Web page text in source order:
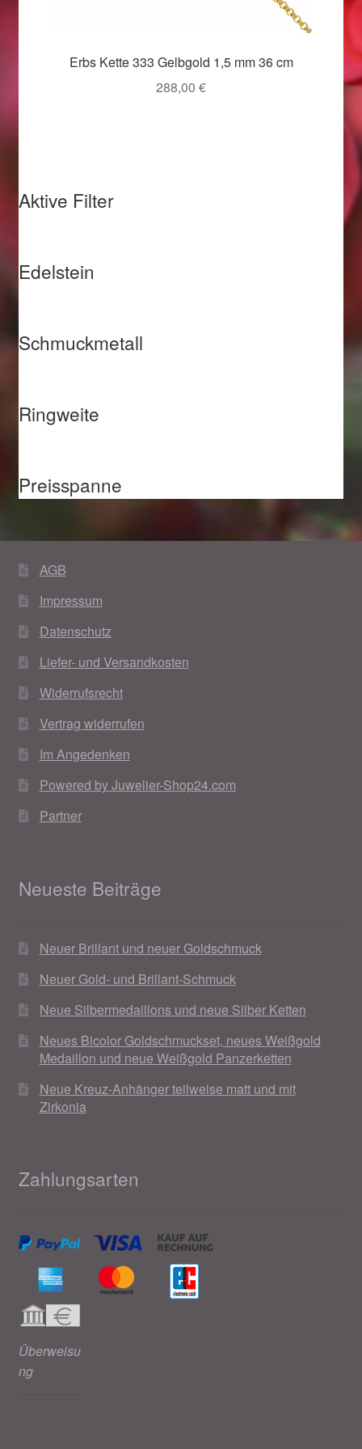
Valentinstag Geschenke
Weihnachtsangebote 2018
Weihnachtsangebote 2020
Erbs Kette 333 Gelbgold 1,5 mm 36 cm
288,00 €
Aktive Filter
Edelstein
Schmuckmetall
Ringweite
Preisspanne
AGB
Impressum
Datenschutz
Liefer- und Versandkosten
Widerrufsrecht
Vertrag widerrufen
Im Angedenken
Powered by Juwelier-Shop24.com
Partner
Neueste Beiträge
Neuer Brillant und neuer Goldschmuck
Neuer Gold- und Brillant-Schmuck
Neue Silbermedaillons und neue Silber Ketten
Neues Bicolor Goldschmuckset, neues Weißgold
Medaillon und neue Weißgold Panzerketten
Neue Kreuz-Anhänger teilweise matt und mit
Zirkonia
Zahlungsarten
Überweisu
ng